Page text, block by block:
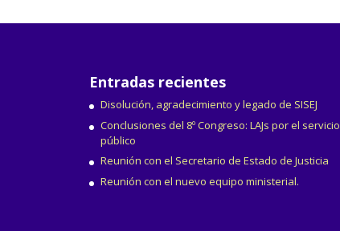
Entradas recientes
Disolución, agradecimiento y legado de SISEJ
Conclusiones del 8º Congreso: LAJs por el servicio
público
Reunión con el Secretario de Estado de Justicia
Reunión con el nuevo equipo ministerial.